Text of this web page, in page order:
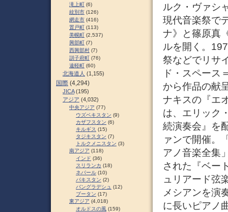
ルク・ヴァシ
現代音楽祭で
ナ》と篠原真
ルを開く。
祭などでリサ
ド・スペース
から作品の献
ナキスの『エ
は、エリック
続演奏会』を
ァンで開催。
アノ音楽全集
された『ベー
ュリアード弦
メシアンを演
に長いピアノ
滝上町 (6)
紋別市 (126)
網走市 (416)
置戸町 (113)
美幌町 (2,537)
興部町 (7)
西興部村 (7)
訓子府町 (76)
遠軽町 (60)
北海道人 (1,155)
国際 (4,294)
JICA(195)
アジア (4,032)
中央アジア (77)
ウズベキスタン (9)
カザフスタン (6)
キルギス (15)
タジキスタン (7)
トルクメニスタン (3)
南アジア (118)
インド (36)
スリランカ (18)
ネパール (10)
パキスタン (2)
バングラデシュ (12)
ブータン (17)
東アジア (4,018)
オルドスの風 (159)